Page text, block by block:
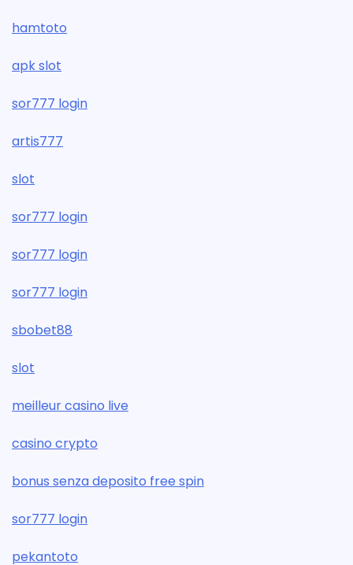
hamtoto
apk slot
sor777 login
artis777
slot
sor777 login
sor777 login
sor777 login
sbobet88
slot
meilleur casino live
casino crypto
bonus senza deposito free spin
sor777 login
pekantoto